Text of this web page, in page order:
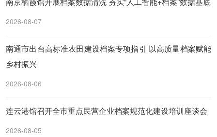
2026-08-07
南通市出台高标准农田建设档案专项指引 以高质量档案赋能
乡村振兴
2026-08-06
连云港馆召开全市重点民营企业档案规范化建设培训座谈会
2026-08-05